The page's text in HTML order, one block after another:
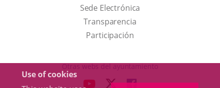
Use of cookies
link
will
open
a
Sede Electrónica
Transparencia
Participación
Otras webs del ayuntamiento
LINK LINKLINK